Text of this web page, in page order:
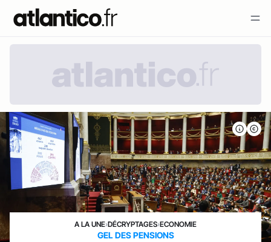
A LA UNE›DÉCRYPTAGES›ECONOMIE
GEL DES PENSIONS